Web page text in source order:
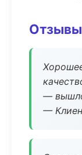
Отзывы
—
—